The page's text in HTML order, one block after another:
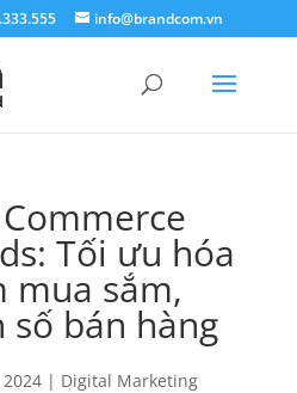
info@brandcom.vn
Tối ưu hóa
mua sắm,
bán hàng
| Digital Marketing